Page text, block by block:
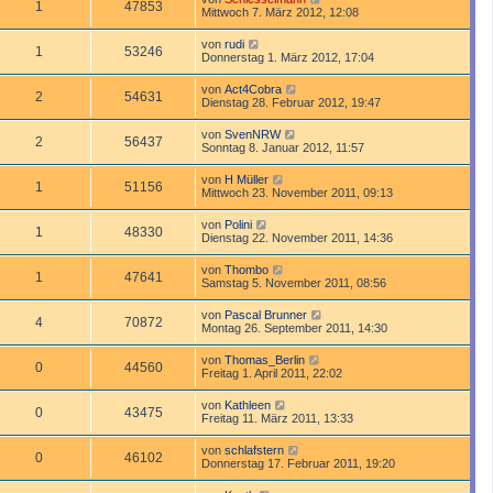
1 47853
Mittwoch 7. März 2012, 12:08
1 53246 von rudi
Donnerstag 1. März 2012, 17:04
2 54631 von Act4Cobra
Dienstag 28. Februar 2012, 19:47
2 56437 von SvenNRW
Sonntag 8. Januar 2012, 11:57
1 51156 von H Müller
Mittwoch 23. November 2011, 09:13
1 48330 von Polini
Dienstag 22. November 2011, 14:36
1 47641 von Thombo
Samstag 5. November 2011, 08:56
4 70872 von Pascal Brunner
Montag 26. September 2011, 14:30
0 44560 von Thomas_Berlin
Freitag 1. April 2011, 22:02
0 43475 von Kathleen
Freitag 11. März 2011, 13:33
0 46102 von schlafstern
Donnerstag 17. Februar 2011, 19:20